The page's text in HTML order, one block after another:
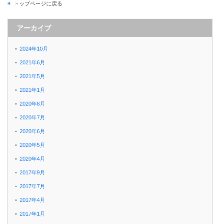
トップページに戻る
アーカイブ
2024年10月
2021年6月
2021年5月
2021年1月
2020年8月
2020年7月
2020年6月
2020年5月
2020年4月
2017年9月
2017年7月
2017年4月
2017年1月